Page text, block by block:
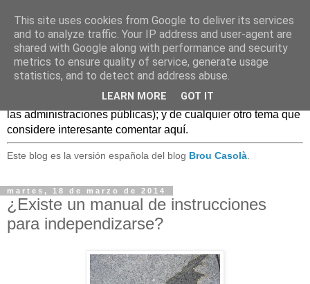
Caldo Casero
Blog sobre experiencias, comentarios, noticias, anécdotas,
... sobre lo que se conoce como
mundo de las TIC, (especialmente en el uso de estas TIC en
las administraciones públicas); y de cualquier otro tema que
considere interesante comentar aquí.
Este blog es la versión española del blog Brou Casolà.
martes, 18 de marzo de 2014
¿Existe un manual de instrucciones
para independizarse?
This site uses cookies from Google to deliver its services
and to analyze traffic. Your IP address and user-agent are
shared with Google along with performance and security
metrics to ensure quality of service, generate usage
statistics, and to detect and address abuse.
LEARN MORE GOT IT